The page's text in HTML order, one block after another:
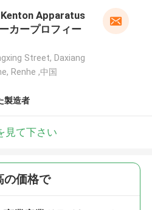
Apparatus
カープロフィー
Street, Daxiang
Renhe ,中国
製造者
見て下さい
の価格で